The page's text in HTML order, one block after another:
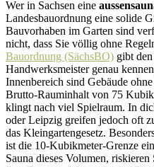
Wer in Sachsen eine
Landesbauordnung eine solide
Bauvorhaben im Garten sind
nicht, dass Sie völlig ohne
Bauordnung (SächsBO) gibt
Handwerksmeister genau
Innenbereich sind Gebäude
Brutto-Rauminhalt von 75
klingt nach viel Spielraum. In
oder Leipzig greifen jedoch oft
das Kleingartengesetz.
ist die 10-Kubikmeter-Grenze
Sauna dieses Volumen,